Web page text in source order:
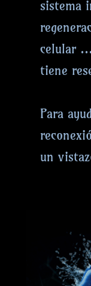
sistema
celular
tiene
Para
un